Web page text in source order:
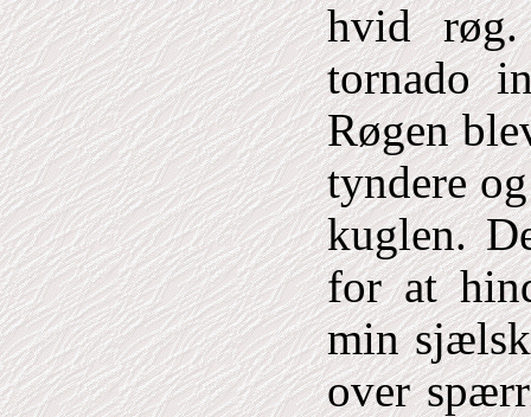
hvid
tornado
Røgen
tyndere
kuglen.
for at
min
over